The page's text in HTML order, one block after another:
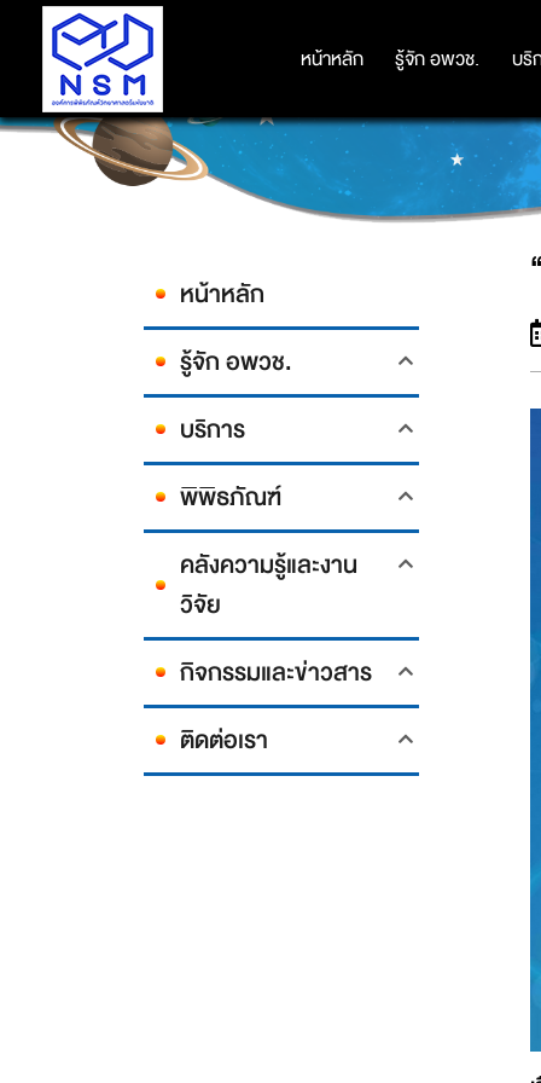
หน้าหลัก รู้จัก อพวช. บริ
หน้าหลัก รู้จัก อพวช. บริ
หน้าหลัก
รู้จัก อพวช.
บริการ
พิพิธภัณฑ์
คลังความรู้และงาน
วิจัย
กิจกรรมและข่าวสาร
ติดต่อเรา